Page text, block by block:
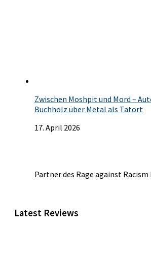
Zwischen Moshpit und Mord –
Buchholz über Metal als Tatort
17. April 2026
Partner des Rage against Racism
Latest Reviews